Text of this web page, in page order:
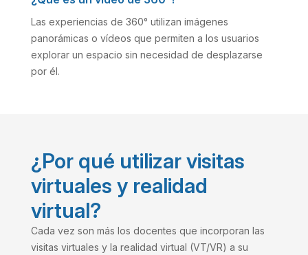
Las experiencias de 360° utilizan imágenes
panorámicas o vídeos que permiten a los usuarios
explorar un espacio sin necesidad de desplazarse
por él.
¿Por qué utilizar visitas
virtuales y realidad
virtual?
Cada vez son más los docentes que incorporan las
visitas virtuales y la realidad virtual (VT/VR) a su